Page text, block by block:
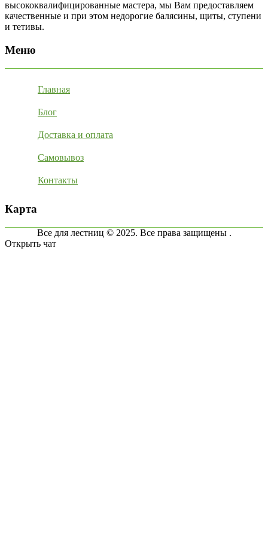
высококвалифицированные мастера, мы Вам предоставляем
качественные и при этом недорогие балясины, щиты, ступени
и тетивы.
Меню
Главная
Блог
Доставка и оплата
Самовывоз
Контакты
Карта
Все для лестниц © 2025. Все права защищены .
Открыть чат